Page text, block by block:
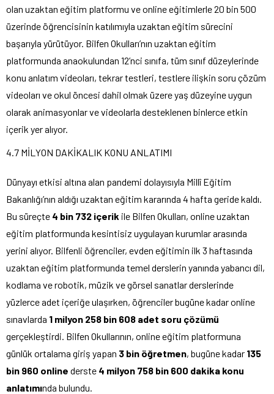
olan uzaktan eğitim platformu ve online eğitimlerle 20 bin 500
üzerinde öğrencisinin katılımıyla uzaktan eğitim sürecini
başarıyla yürütüyor. Bilfen Okulları’nın uzaktan eğitim
platformunda anaokulundan 12’nci sınıfa, tüm sınıf düzeylerinde
konu anlatım videoları, tekrar testleri, testlere ilişkin soru çözüm
videoları ve okul öncesi dahil olmak üzere yaş düzeyine uygun
olarak animasyonlar ve videolarla desteklenen binlerce etkin
içerik yer alıyor.
4.7 MİLYON DAKİKALIK KONU ANLATIMI
Dünyayı etkisi altına alan pandemi dolayısıyla Millî Eğitim
Bakanlığı’nın aldığı uzaktan eğitim kararında 4 hafta geride kaldı.
Bu süreçte 4 bin 732 içerik ile Bilfen Okulları, online uzaktan
eğitim platformunda kesintisiz uygulayan kurumlar arasında
yerini alıyor. Bilfenli öğrenciler, evden eğitimin ilk 3 haftasında
uzaktan eğitim platformunda temel derslerin yanında yabancı dil,
kodlama ve robotik, müzik ve görsel sanatlar derslerinde
yüzlerce adet içeriğe ulaşırken, öğrenciler bugüne kadar online
sınavlarda 1 milyon 258 bin 608 adet soru çözümü
gerçekleştirdi. Bilfen Okullarının, online eğitim platformuna
günlük ortalama giriş yapan 3 bin öğretmen, bugüne kadar 135
bin 960 online derste 4 milyon 758 bin 600 dakika konu
anlatımında bulundu.